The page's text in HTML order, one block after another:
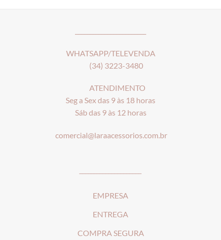
WHATSAPP/TELEVENDA
(34) 3223-3480
ATENDIMENTO
Seg a Sex das 9 às 18 horas
Sáb das 9 às 12 horas
comercial@laraacessorios.com.br
EMPRESA
ENTREGA
COMPRA SEGURA